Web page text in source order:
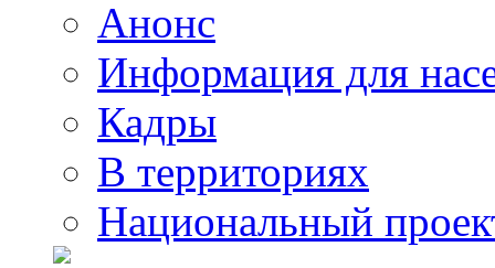
Анонс
Информация для
Кадры
В территориях
Национальный